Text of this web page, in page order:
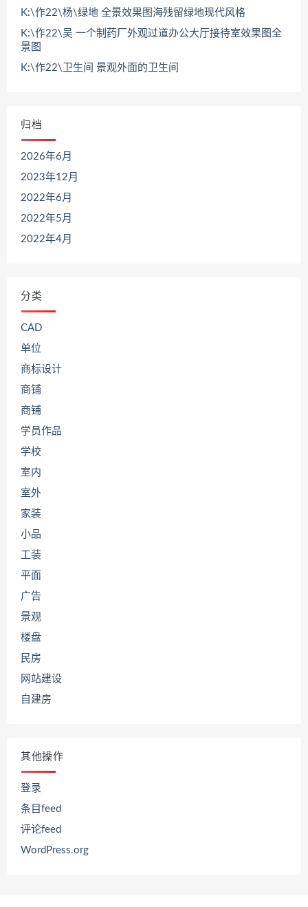
K:\作22\杨\绿地 全景效果图海残留绿地现代风格
K:\作22\吴 一个制药厂外观过道办公大厅接待室效果图全
景图
K:\作22\卫生间 景观外面的卫生间
归档
2026年6月
2023年12月
2022年6月
2022年5月
2022年4月
分类
CAD
单位
商标设计
商铺
商铺
学员作品
学校
室内
室外
家装
小品
工装
平面
广告
景观
楼盘
民房
网站建设
自建房
其他操作
登录
条目feed
评论feed
WordPress.org